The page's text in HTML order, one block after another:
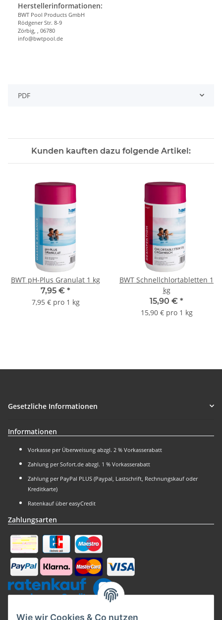
Herstellerinformationen:
BWT Pool Products GmbH
Rödgener Str. 8-9
Zörbig, , 06780
info@bwtpool.de
PDF
Kunden kauften dazu folgende Artikel:
BWT pH-Plus Granulat 1 kg
7,95 € *
7,95 € pro 1 kg
BWT Schnellchlortabletten 1
kg
15,90 € *
15,90 € pro 1 kg
Gesetzliche Informationen
Informationen
Vorkasse per Überweisung abzgl. 2 % Vorkasserabatt
Zahlung per Sofort.de abzgl. 1 % Vorkasserabatt
Zahlung per PayPal PLUS (Paypal, Lastschrift, Rechnungskauf oder
Kreditkarte)
Ratenkauf über easyCredit
Zahlungsarten
Wie wir Cookies & Co nutzen